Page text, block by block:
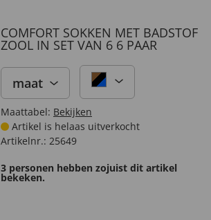
COMFORT SOKKEN MET BADSTOF
ZOOL IN SET VAN 6 6 PAAR
maat
Maattabel: Bekijken
Artikel is helaas uitverkocht
Artikelnr.: 25649
3 personen hebben zojuist dit artikel
bekeken.